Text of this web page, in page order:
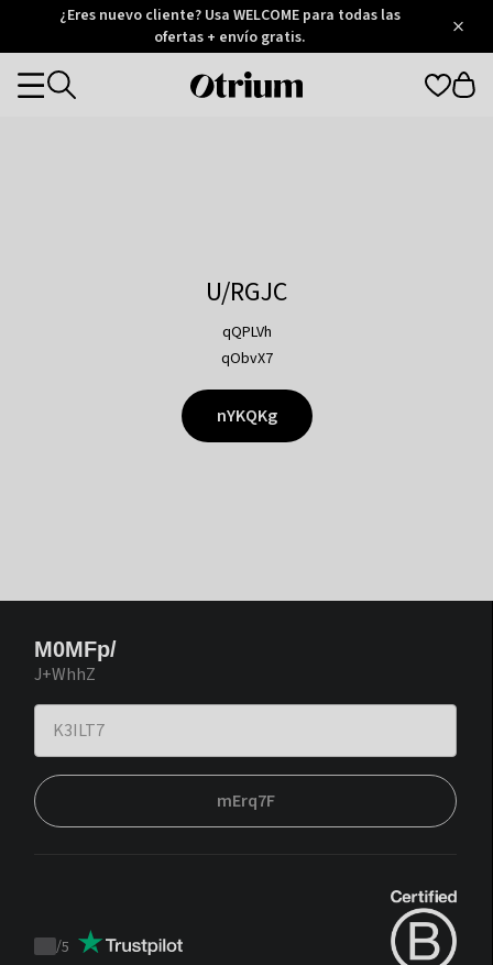
Otrium
Trustpilot
¿Eres nuevo cliente? Usa WELCOME para todas las
ofertas + envío gratis.
Otrium
Categories
U/RGJC
qQPLVh
qObvX7
nYKQKg
M0MFp/
J+WhhZ
mErq7F
Trustpilot
/5